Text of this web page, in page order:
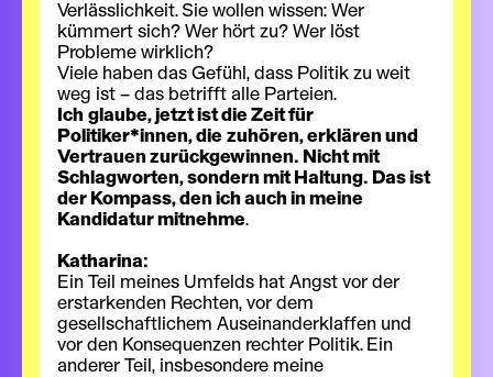
Verlässlichkeit. Sie wollen wissen: Wer
kümmert sich? Wer hört zu? Wer löst
Probleme wirklich?
Viele haben das Gefühl, dass Politik zu weit
weg ist – das betrifft alle Parteien.
Ich glaube, jetzt ist die Zeit für
Politiker*innen, die zuhören, erklären und
Vertrauen zurückgewinnen. Nicht mit
Schlagworten, sondern mit Haltung. Das ist
der Kompass, den ich auch in meine
Kandidatur mitnehme.
Katharina:
Ein Teil meines Umfelds hat Angst vor der
erstarkenden Rechten, vor dem
gesellschaftlichem Auseinanderklaffen und
vor den Konsequenzen rechter Politik. Ein
anderer Teil, insbesondere meine